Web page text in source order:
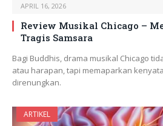
APRIL 16, 2026
Review Musikal Chicago –
Tragis Samsara
Bagi Buddhis, drama musikal Chicago
atau harapan, tapi memaparkan
direnungkan.
ARTIKEL